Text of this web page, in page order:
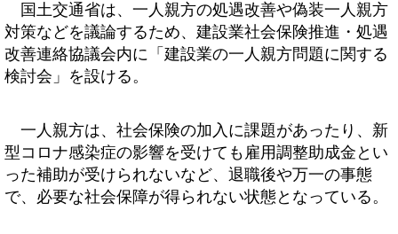
国土交通省は、一人親方の処遇改善や偽装一人親方
対策などを議論するため、建設業社会保険推進・処遇
改善連絡協議会内に「建設業の一人親方問題に関する
検討会」を設ける。
一人親方は、社会保険の加入に課題があったり、新
型コロナ感染症の影響を受けても雇用調整助成金とい
った補助が受けられないなど、退職後や万一の事態
で、必要な社会保障が得られない状態となっている。